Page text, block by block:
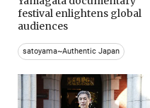
festival enlightens global
audiences
satoyama~Authentic Japan